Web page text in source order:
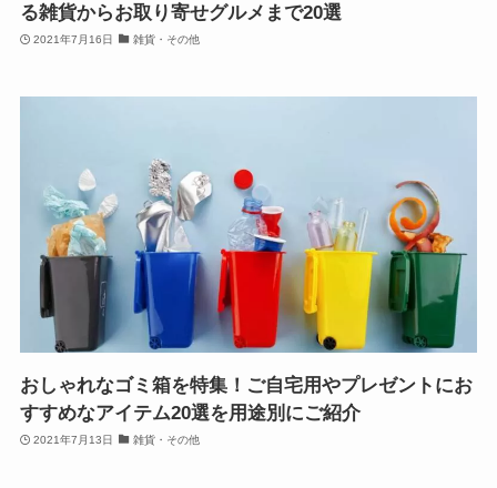
る雑貨からお取り寄せグルメまで20選
2021年7月16日 雑貨・その他
おしゃれなゴミ箱を特集！ご自宅用やプレゼントにお
すすめなアイテム20選を用途別にご紹介
2021年7月13日 雑貨・その他